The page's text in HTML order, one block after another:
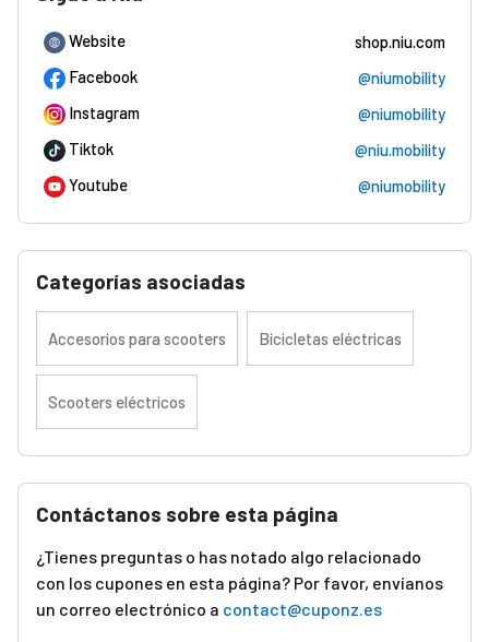
Website
shop.niu.com
Facebook
@niumobility
Instagram
@niumobility
Tiktok
@niu.mobility
Youtube
@niumobility
Categorías asociadas
Accesorios para scooters Bicicletas eléctricas
Scooters eléctricos
Contáctanos sobre esta página
¿Tienes preguntas o has notado algo relacionado
con los cupones en esta página? Por favor, envíanos
un correo electrónico a contact@cuponz.es